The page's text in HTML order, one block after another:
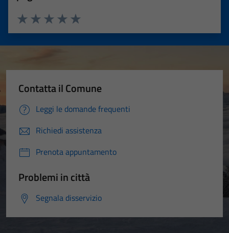
Valuta 5 stelle su 5
Valuta 4 stelle su 5
Valuta 3 stelle su 5
Valuta 2 stelle su 5
Valuta 1 stelle su 5
Contatta il Comune
Leggi le domande frequenti
Richiedi assistenza
Prenota appuntamento
Problemi in città
Segnala disservizio